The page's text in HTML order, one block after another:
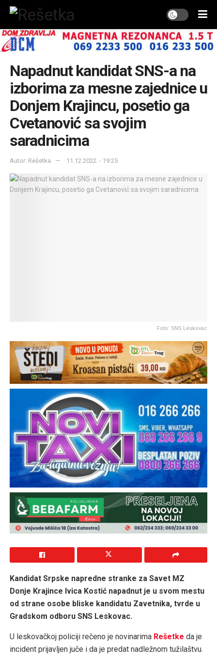
Napadnut kandidat SNS-a na
izborima za mesne zajednice u
Donjem Krajincu, posetio ga
Cvetanović sa svojim
saradnicima
Autor: Rešetka 11.12.2022. - 19:25
Foto: SNS Leskovac
Kandidat Srpske napredne stranke za Savet MZ
Donje Krajince Ivica Kostić napadnut je u svom mestu
od strane osobe bliske kandidatu Zavetnika, tvrde u
Gradskom odboru SNS Leskovac.
U leskovačkoj policiji rečeno je novinarima Rešetke da je
incident prijavljen juče i da je predat nadležnom tužilaštvu.